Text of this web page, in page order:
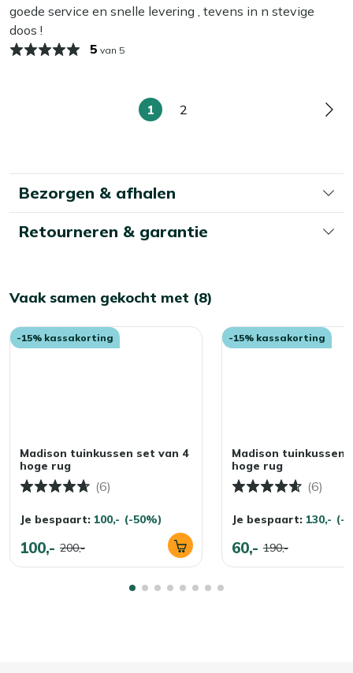
milde zeep.
Bekijk meer Tuinkussens
goede service en snelle levering , tevens in n stevige
doos !
5 van 5
U
pagina
1
Pagina
2
Bezorgen & afhalen
Retourneren & garantie
Vaak samen gekocht met (8)
-15% kassakorting
Madison tuinkussen set van 4
hoge rug
(6)
Je bespaart: 100,- (-50%)
100,- 200,-
-15% kassakorting
Madison tuinkussen
hoge rug
(6)
Je bespaart: 130,- (-
60,- 190,-